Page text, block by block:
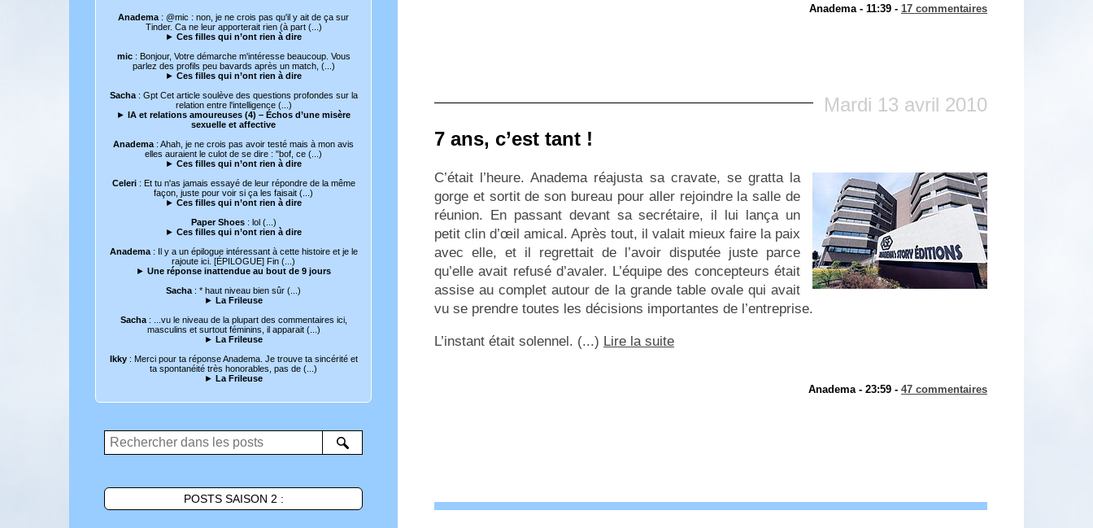
Anadema : @mic : non, je ne crois pas qu'il y ait de ça sur
Tinder. Ca ne leur apporterait rien (à part (...)
► Ces filles qui n’ont rien à dire
mic: Bonjour, Votre démarche m'intéresse beaucoup. Vous
parlez des profils peu bavards après un match, (...)
► Ces filles qui n’ont rien à dire
Sacha: Gpt Cet article soulève des questions profondes sur la
relation entre l'intelligence (...)
► IA et relations amoureuses (4) – Échos d’une misère
sexuelle et affective
Anadema : Ahah, je ne crois pas avoir testé mais à mon avis
elles auraient le culot de se dire : "bof, ce (...)
► Ces filles qui n’ont rien à dire
Celeri: Et tu n'as jamais essayé de leur répondre de la même
façon, juste pour voir si ça les faisait (...)
► Ces filles qui n’ont rien à dire
Paper Shoes: lol (...)
► Ces filles qui n’ont rien à dire
Anadema: Il y a un épilogue intéressant à cette histoire et je le
rajoute ici. [ÉPILOGUE] Fin (...)
► Une réponse inattendue au bout de 9 jours
Sacha : * haut niveau bien sûr (...)
► La Frileuse
Sacha: ...vu le niveau de la plupart des commentaires ici,
masculins et surtout féminins, il apparait (...)
► La Frileuse
Ikky: Merci pour ta réponse Anadema. Je trouve ta sincérité et
ta spontanéité très honorables, pas de (...)
► La Frileuse
POSTS SAISON 2 :
Anadema - 11:39 - 17 commentaires
Mardi 13 avril 2010
7 ans, c’est tant !
C’était l’heure. Anadema réajusta sa cravate, se gratta la
gorge et sortit de son bureau pour aller rejoindre la salle de
réunion. En passant devant sa secrétaire, il lui lança un
petit clin d’œil amical. Après tout, il valait mieux faire la paix
avec elle, et il regrettait de l’avoir disputée juste parce
qu’elle avait refusé d’avaler. L’équipe des concepteurs était
assise au complet autour de la grande table ovale qui avait
vu se prendre toutes les décisions importantes de l’entreprise.
L’instant était solennel. (...) Lire la suite
Anadema - 23:59 - 47 commentaires